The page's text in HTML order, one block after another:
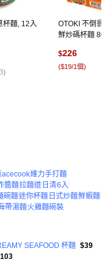
杯麵, 12入
3)
OTOKI 不倒翁
鮮炒碼杯麵
$226
($19/1個)
acecook維力手打麵
醬麵拉麵道 日清6入
碗麵迷你杯麵 日式炒麵鮮蝦麵
帶湯麵火雞麵碗裝
SEAFOOD 杯麵 $39